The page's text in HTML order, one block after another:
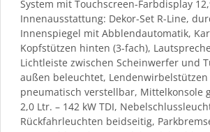
System mit Touchscreen-Farbdisplay
Innenausstattung: Dekor-Set R-Line,
Innenspiegel mit Abblendautomatik,
Kopfstützen hinten (3-fach),
Lichtleiste zwischen Scheinwerfer und
außen beleuchtet, Lendenwirbelstützen
pneumatisch verstellbar, Mittelkonsole
2,0 Ltr. – 142 kW TDI,
Rückfahrleuchten beidseitig,